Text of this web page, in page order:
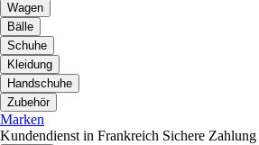
Wagen
Bälle
Schuhe
Kleidung
Handschuhe
Zubehör
Marken
Kundendienst in Frankreich Sichere Zahlung